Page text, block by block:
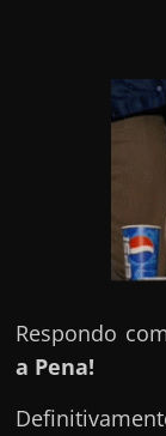
Respondo
a Pena!